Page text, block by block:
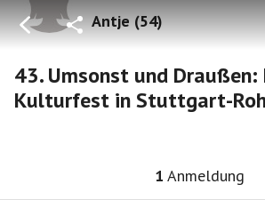
Antje(54)
43. Umsonst und
Kulturfest in Stuttgart-
1 Anmeldung